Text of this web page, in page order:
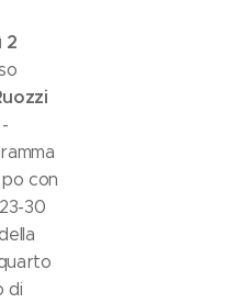
2
con
30
di